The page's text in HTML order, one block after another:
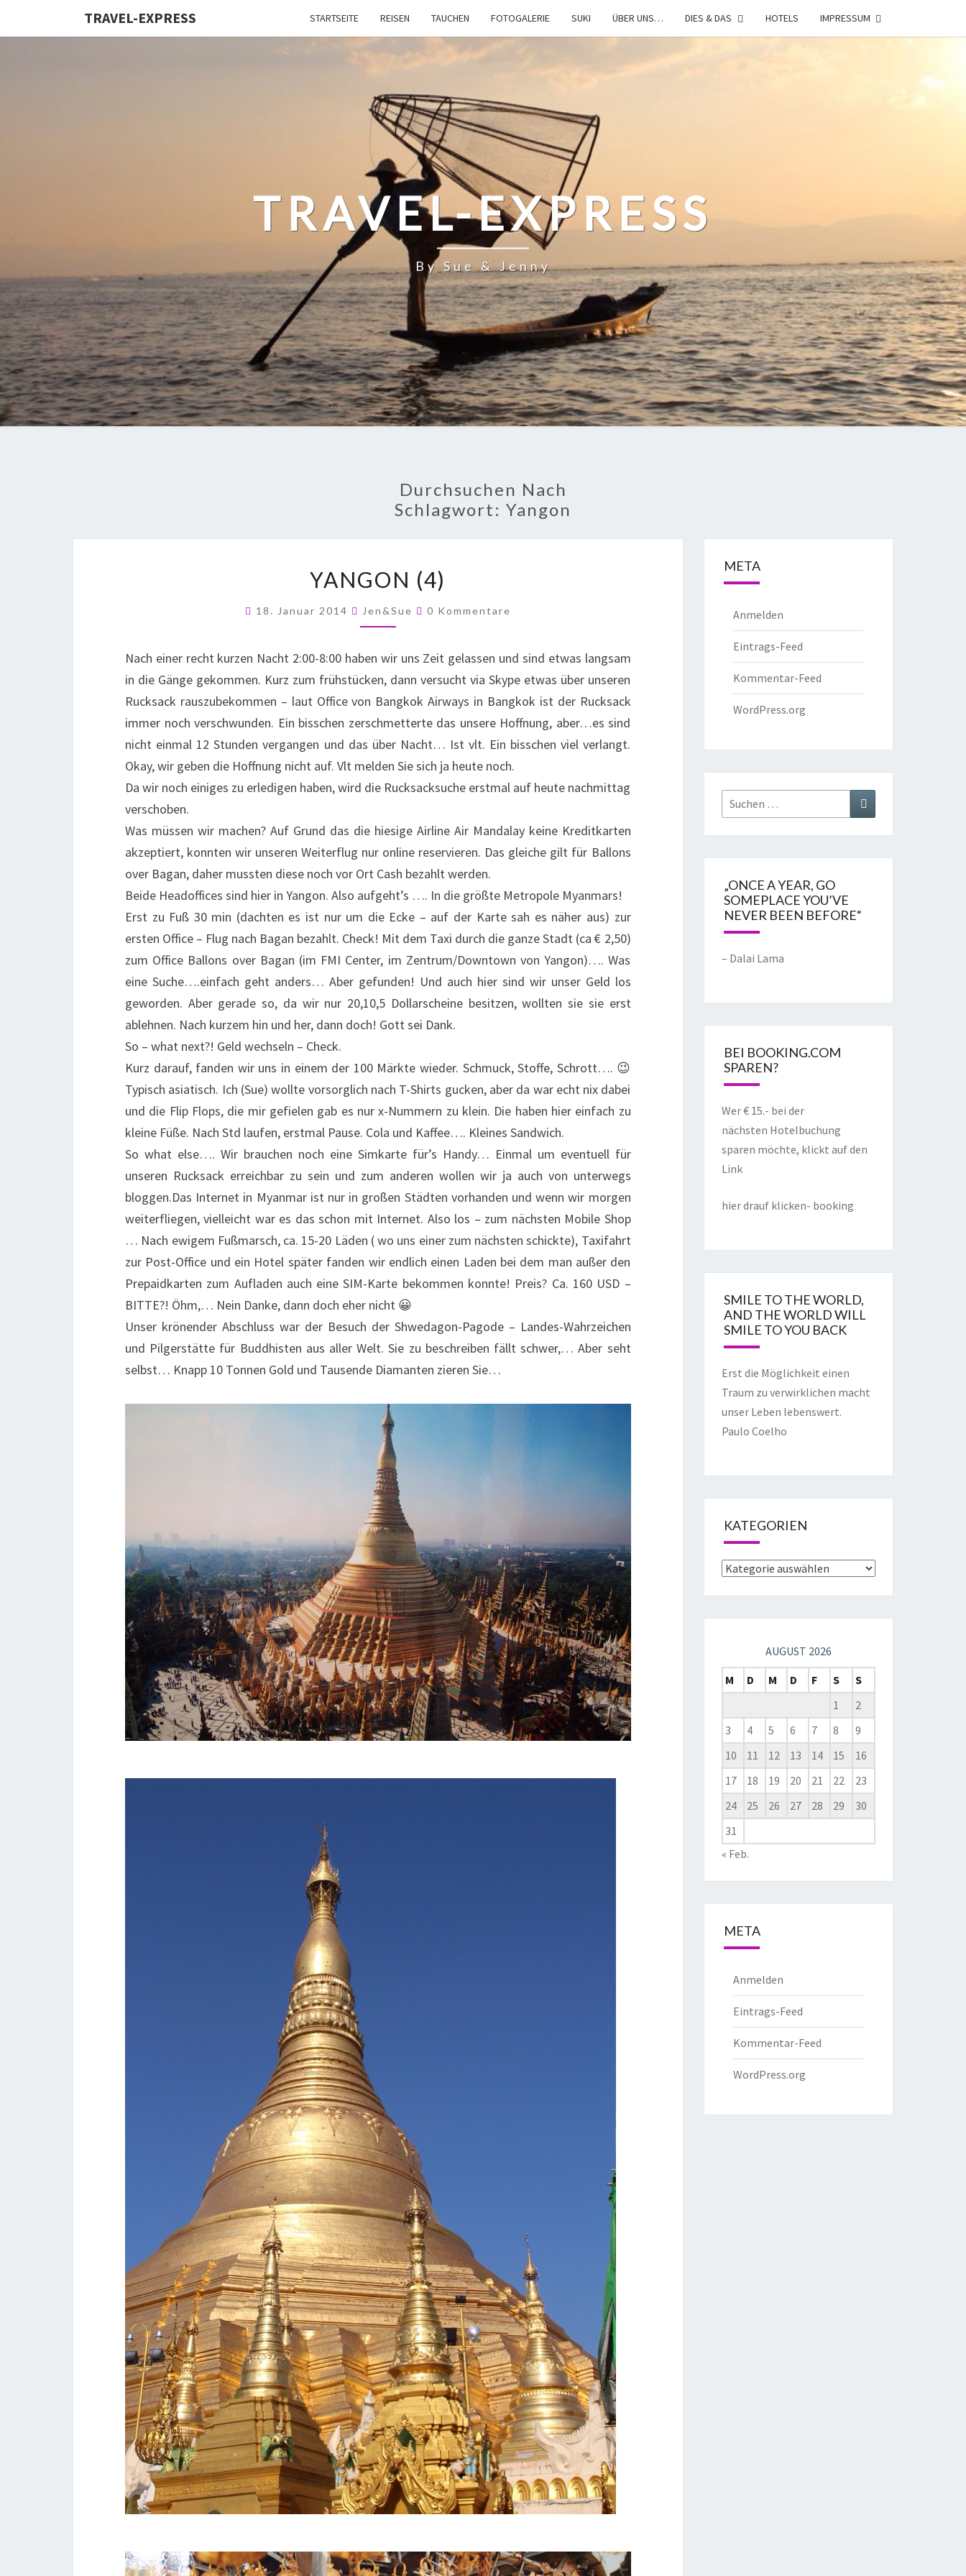
TRAVEL-EXPRESS STARTSEITE REISEN TAUCHEN FOTOGALERIE SUKI ÜBER UNS… DIES & DAS HOTELS IMPRESSUM
TRAVEL-EXPRESS
By Sue & Jenny
Durchsuchen Nach
Schlagwort: Yangon
YANGON (4)
18. Januar 2014 Jen&Sue 0 Kommentare
Nach einer recht kurzen Nacht 2:00-8:00 haben wir uns Zeit gelassen und sind etwas langsam
in die Gänge gekommen. Kurz zum frühstücken, dann versucht via Skype etwas über unseren
Rucksack rauszubekommen – laut Office von Bangkok Airways in Bangkok ist der Rucksack
immer noch verschwunden. Ein bisschen zerschmetterte das unsere Hoffnung, aber…es sind
nicht einmal 12 Stunden vergangen und das über Nacht… Ist vlt. Ein bisschen viel verlangt.
Okay, wir geben die Hoffnung nicht auf. Vlt melden Sie sich ja heute noch.
Da wir noch einiges zu erledigen haben, wird die Rucksacksuche erstmal auf heute nachmittag
verschoben.
Was müssen wir machen? Auf Grund das die hiesige Airline Air Mandalay keine Kreditkarten
akzeptiert, konnten wir unseren Weiterflug nur online reservieren. Das gleiche gilt für Ballons
over Bagan, daher mussten diese noch vor Ort Cash bezahlt werden.
Beide Headoffices sind hier in Yangon. Also aufgeht’s …. In die größte Metropole Myanmars!
Erst zu Fuß 30 min (dachten es ist nur um die Ecke – auf der Karte sah es näher aus) zur
ersten Office – Flug nach Bagan bezahlt. Check! Mit dem Taxi durch die ganze Stadt (ca € 2,50)
zum Office Ballons over Bagan (im FMI Center, im Zentrum/Downtown von Yangon)…. Was
eine Suche….einfach geht anders… Aber gefunden! Und auch hier sind wir unser Geld los
geworden. Aber gerade so, da wir nur 20,10,5 Dollarscheine besitzen, wollten sie sie erst
ablehnen. Nach kurzem hin und her, dann doch! Gott sei Dank.
So – what next?! Geld wechseln – Check.
Kurz darauf, fanden wir uns in einem der 100 Märkte wieder. Schmuck, Stoffe, Schrott…. 😉
Typisch asiatisch. Ich (Sue) wollte vorsorglich nach T-Shirts gucken, aber da war echt nix dabei
und die Flip Flops, die mir gefielen gab es nur x-Nummern zu klein. Die haben hier einfach zu
kleine Füße. Nach Std laufen, erstmal Pause. Cola und Kaffee…. Kleines Sandwich.
So what else…. Wir brauchen noch eine Simkarte für’s Handy… Einmal um eventuell für
unseren Rucksack erreichbar zu sein und zum anderen wollen wir ja auch von unterwegs
bloggen.Das Internet in Myanmar ist nur in großen Städten vorhanden und wenn wir morgen
weiterfliegen, vielleicht war es das schon mit Internet. Also los – zum nächsten Mobile Shop
… Nach ewigem Fußmarsch, ca. 15-20 Läden ( wo uns einer zum nächsten schickte), Taxifahrt
zur Post-Office und ein Hotel später fanden wir endlich einen Laden bei dem man außer den
Prepaidkarten zum Aufladen auch eine SIM-Karte bekommen konnte! Preis? Ca. 160 USD –
BITTE?! Öhm,… Nein Danke, dann doch eher nicht 😀
Unser krönender Abschluss war der Besuch der Shwedagon-Pagode – Landes-Wahrzeichen
und Pilgerstätte für Buddhisten aus aller Welt. Sie zu beschreiben fällt schwer,… Aber seht
selbst… Knapp 10 Tonnen Gold und Tausende Diamanten zieren Sie…
META
Anmelden
Eintrags-Feed
Kommentar-Feed
WordPress.org
„ONCE A YEAR, GO
SOMEPLACE YOU’VE
NEVER BEEN BEFORE“
– Dalai Lama
BEI BOOKING.COM
SPAREN?
Wer € 15.- bei der
nächsten Hotelbuchung
sparen möchte, klickt auf den
Link
hier drauf klicken- booking
SMILE TO THE WORLD,
AND THE WORLD WILL
SMILE TO YOU BACK
Erst die Möglichkeit einen
Traum zu verwirklichen macht
unser Leben lebenswert.
Paulo Coelho
KATEGORIEN
AUGUST 2026
M
D M D F S
S
1
2
3
4 5 6 7 8
9
10
11 12 13 14 15
16
17
18 19 20 21 22
23
24
25 26 27 28 29
30
31
« Feb.
META
Anmelden
Eintrags-Feed
Kommentar-Feed
WordPress.org